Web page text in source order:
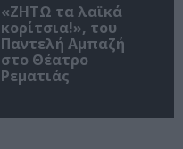
«ΖΗΤΩ τα λαϊκά
κορίτσια!», του
Παντελή Αμπαζή
στο Θέατρο
Ρεματιάς